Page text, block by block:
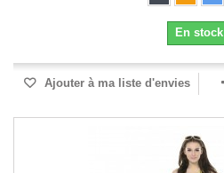
En stock
Ajouter à ma liste d'envies